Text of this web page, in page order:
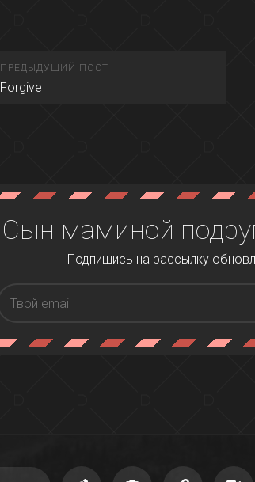
ПРЕДЫДУЩИЙ ПОСТ
Forgive
Сын маминой
Подпишись на рассылку